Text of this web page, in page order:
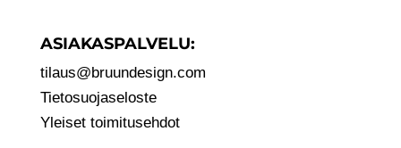
ASIAKASPALVELU:
tilaus@bruundesign.com
Tietosuojaseloste
Yleiset toimitusehdot